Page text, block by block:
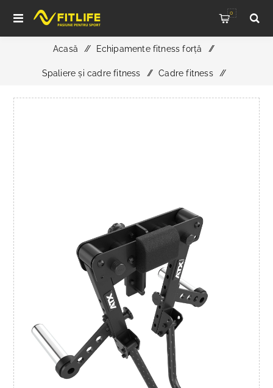
0
Acasă / Echipamente fitness forță /
Spaliere și cadre fitness / Cadre fitness /
ATX Seithebe - Optiune Flying pentru Racks